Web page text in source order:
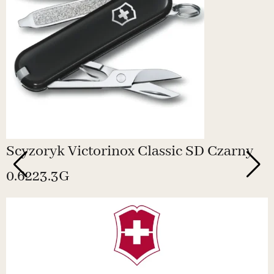
Scyzoryk Victorinox Classic SD Czarny
0.6223.3G